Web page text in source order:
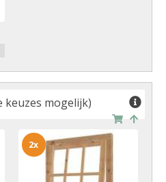
keuzes mogelijk)
2x